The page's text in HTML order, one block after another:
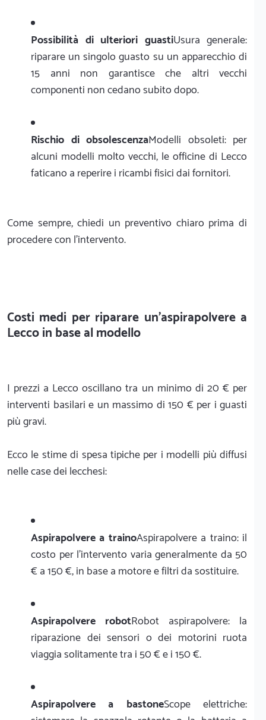
Possibilità di ulteriori guastiUsura generale:
riparare un singolo guasto su un apparecchio di
15 anni non garantisce che altri vecchi
componenti non cedano subito dopo.
Rischio di obsolescenzaModelli obsoleti: per
alcuni modelli molto vecchi, le officine di Lecco
faticano a reperire i ricambi fisici dai fornitori.
Come sempre, chiedi un preventivo chiaro prima di
procedere con l'intervento.
Costi medi per riparare un'aspirapolvere a
Lecco in base al modello
I prezzi a Lecco oscillano tra un minimo di 20 € per
interventi basilari e un massimo di 150 € per i guasti
più gravi.
Ecco le stime di spesa tipiche per i modelli più diffusi
nelle case dei lecchesi:
Aspirapolvere a trainoAspirapolvere a traino: il
costo per l'intervento varia generalmente da 50
€ a 150 €, in base a motore e filtri da sostituire.
Aspirapolvere robotRobot aspirapolvere: la
riparazione dei sensori o dei motorini ruota
viaggia solitamente tra i 50 € e i 150 €.
Aspirapolvere a bastoneScope elettriche: